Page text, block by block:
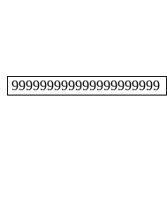
999999999999999999999